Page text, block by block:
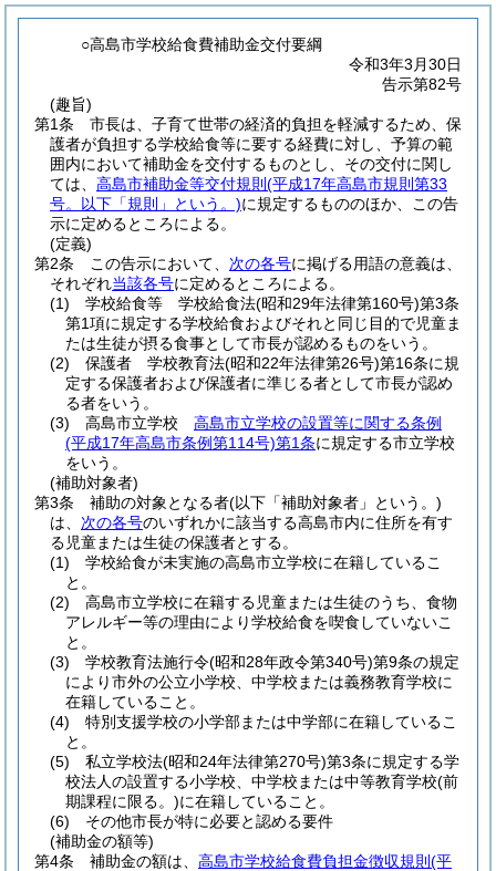
○高島市学校給食費補助金交付要綱
令和3年3月30日
告示第82号
(趣旨)
第1条
市長は、子育て世帯の経済的負担を軽減するため、保
護者が負担する学校給食等に要する経費に対し、予算の範
囲内において補助金を交付するものとし、その交付に関し
ては、 高島市補助金等交付規則 (平成17年高島市規則第33
号。以下「規則」という。)に規定するもののほか、この告
示に定めるところによる。
(定義)
第2条
この告示において、 次の各号に掲げる用語の意義は、
それぞれ当該各号に定めるところによる。
(1)
学校給食等 学校給食法(昭和29年法律第160号)第3条
第1項に規定する学校給食およびそれと同じ目的で児童ま
たは生徒が摂る食事として市長が認めるものをいう。
(2)
保護者 学校教育法(昭和22年法律第26号)第16条に規
定する保護者および保護者に準じる者として市長が認め
る者をいう。
(3)
高島市立学校 高島市立学校の設置等に関する条例
(平成17年高島市条例第114号)第1条に規定する市立学校
をいう。
(補助対象者)
第3条
補助の対象となる者(以下「補助対象者」という。)
は、 次の各号のいずれかに該当する高島市内に住所を有す
る児童または生徒の保護者とする。
(1)
学校給食が未実施の高島市立学校に在籍しているこ
と。
(2)
高島市立学校に在籍する児童または生徒のうち、食物
アレルギー等の理由により学校給食を喫食していないこ
と。
(3)
学校教育法施行令(昭和28年政令第340号)第9条の規定
により市外の公立小学校、中学校または義務教育学校に
在籍していること。
(4)
特別支援学校の小学部または中学部に在籍しているこ
と。
(5)
私立学校法(昭和24年法律第270号)第3条に規定する学
校法人の設置する小学校、中学校または中等教育学校(前
期課程に限る。)に在籍していること。
(6)
その他市長が特に必要と認める要件
(補助金の額等)
第4条
補助金の額は、 高島市学校給食費負担金徴収規則 (平